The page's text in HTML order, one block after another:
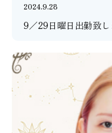
2024.9.28
9／29日曜日出勤致し